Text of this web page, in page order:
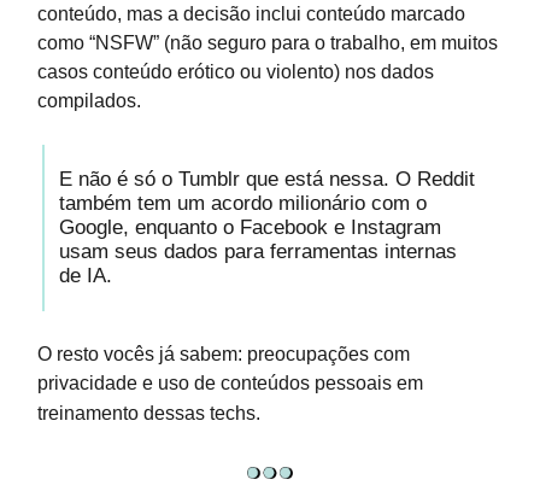
conteúdo, mas a decisão inclui conteúdo marcado
como “NSFW” (não seguro para o trabalho, em muitos
casos conteúdo erótico ou violento) nos dados
compilados.
E não é só o Tumblr que está nessa. O Reddit
também tem um acordo milionário com o
Google, enquanto o Facebook e Instagram
usam seus dados para ferramentas internas
de IA.
O resto vocês já sabem: preocupações com
privacidade e uso de conteúdos pessoais em
treinamento dessas techs.